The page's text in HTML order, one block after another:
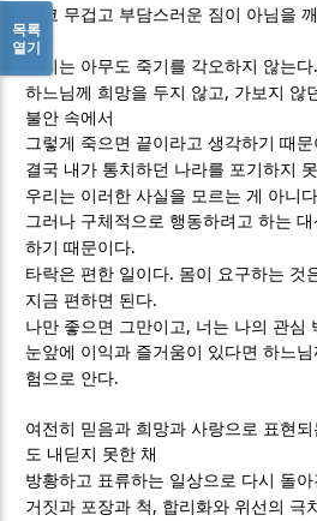
결코 무겁고 부담스러운 짐이 아님을
우리는 아무도 죽기를 각오하지 않는다.
하느님께 희망을 두지 않고 , 가보지 않
불안 속에서
그렇게 죽으면 끝이라고 생각하기 때문
결국 내가 통치하던 나라를 포기하지
우리는 이러한 사실을 모르는 게 아니다
그러나 구체적으로 행동하려고 하는
하기 때문이다.
타락은 편한 일이다. 몸이 요구하는 것
지금 편하면 된다.
나만 좋으면 그만이고 , 너는 나의 관심
눈앞에 이익과 즐거움이 있다면 하느
험으로 안다.
여전히 믿음과 희망과 사랑으로 표현
도 내딛지 못한 채
방황하고 표류하는 일상으로 다시 돌아
거짓과 포장과 척 , 합리화와 위선의 극
목록
열기